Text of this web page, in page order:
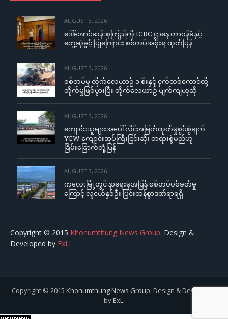
AUGUST 3, 2026
ဒေါ်အောင်ဆန်းစုကြည်ကို ICRC ဌာနေ တာဝန်ခံနှင့်
တွေ့ဆုံခွင့် ပြုကြောင်း စစ်တပ်အစိုးရ ထုတ်ပြန်
AUGUST 3, 2026
စစ်တပ်မှ တိုက်လေယာဉ် ၁ စီးနှင့် ငှက်တစ်ကောင်တို့
တိုက်မှုဖြစ်ပွားပြီး တိုက်လေယာဉ် ပျက်ကျဟုဆို
AUGUST 3, 2026
ကျောင်းသူများအပေါ် လိင်အမြတ်ထုတ်မှုစွပ်စွဲချက်
YCW ကျောင်းအုပ်ကြီးငြင်းဆို၊ တရားစွဲမည်ဟု
ခြိမ်းခြောက်တုံ့ပြန်
AUGUST 3, 2026
ကလေးမြို့တွင် နာရေးမှအပြန် စစ်တပ်ပစ်ခတ်မှု
ကြောင့် လူငယ်နှစ်ဦး ပြင်းထန်စွာဒဏ်ရာရရှိ
Copyright © 2015 Khonumthung News Group. Design &
Developed by ExL.
Copyright © 2015 Khonumthung News Group. Design & Developed
byExL.